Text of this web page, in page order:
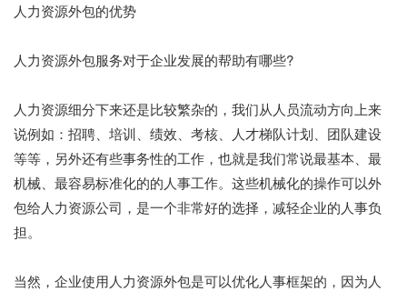
人力资源外包的优势
人力资源外包服务对于企业发展的帮助有哪些?
人力资源细分下来还是比较繁杂的，我们从人员流动方向上来
说例如：招聘、培训、绩效、考核、人才梯队计划、团队建设
等等，另外还有些事务性的工作，也就是我们常说最基本、最
机械、最容易标准化的的人事工作。这些机械化的操作可以外
包给人力资源公司，是一个非常好的选择，减轻企业的人事负
担。
当然，企业使用人力资源外包是可以优化人事框架的，因为人